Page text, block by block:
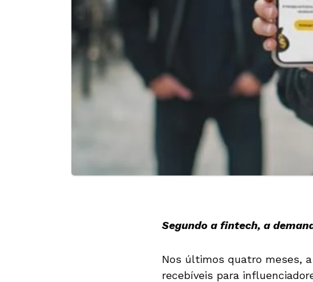
Segundo a fintech, a
Nos últimos quatro meses,
recebíveis para